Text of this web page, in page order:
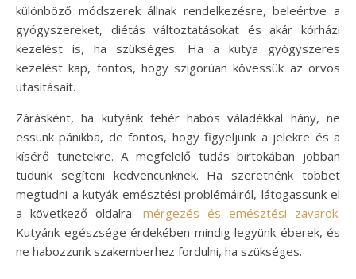
különböző módszerek állnak rendelkezésre, beleértve a
gyógyszereket, diétás változtatásokat és akár kórházi
kezelést is, ha szükséges. Ha a kutya gyógyszeres
kezelést kap, fontos, hogy szigorúan kövessük az orvos
utasításait.
Zárásként, ha kutyánk fehér habos váladékkal hány, ne
essünk pánikba, de fontos, hogy figyeljünk a jelekre és a
kísérő tünetekre. A megfelelő tudás birtokában jobban
tudunk segíteni kedvencünknek. Ha szeretnénk többet
megtudni a kutyák emésztési problémáiról, látogassunk el
a következő oldalra: mérgezés és emésztési zavarok.
Kutyánk egészsége érdekében mindig legyünk éberek, és
ne habozzunk szakemberhez fordulni, ha szükséges.